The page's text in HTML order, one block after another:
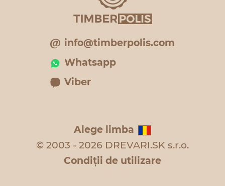
info@timberpolis.com
Whatsapp
Viber
Alege limba
© 2003 - 2026 DREVARI.SK s.r.o.
Condiţii de utilizare